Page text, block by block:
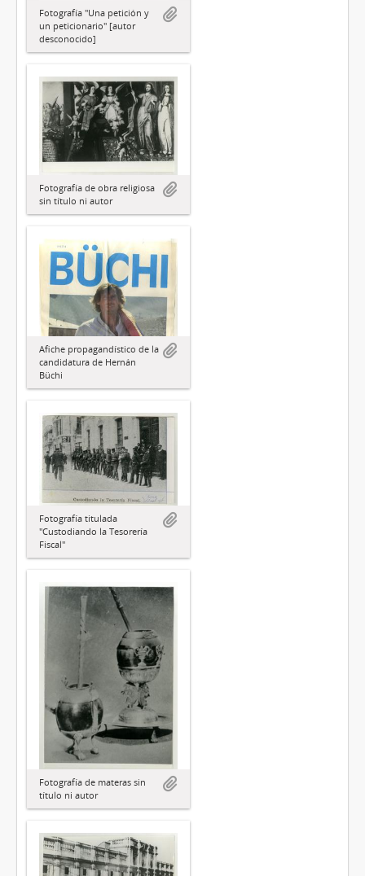
Fotografía "Una petición y
un peticionario" [autor
desconocido]
Fotografía de obra religiosa
sin título ni autor
Afiche propagandístico de la
candidatura de Hernán
Büchi
Fotografía titulada
"Custodiando la Tesorería
Fiscal"
Fotografía de materas sin
título ni autor